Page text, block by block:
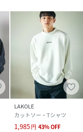
LAKOLE
カットソー・Tシャツ
1,985円 43%OFF